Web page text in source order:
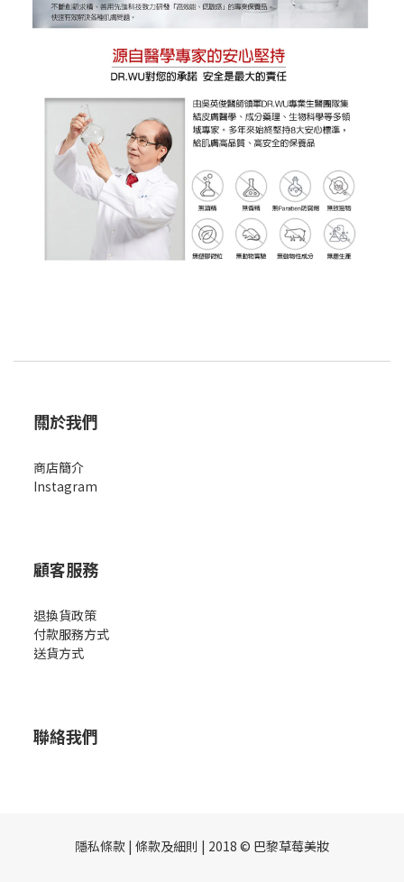
關於我們
商店簡介
Instagram
顧客服務
退換貨政策
付款服務方式
送貨方式
聯絡我們
隱私條款 | 條款及細則 | 2018 © 巴黎草莓美妝